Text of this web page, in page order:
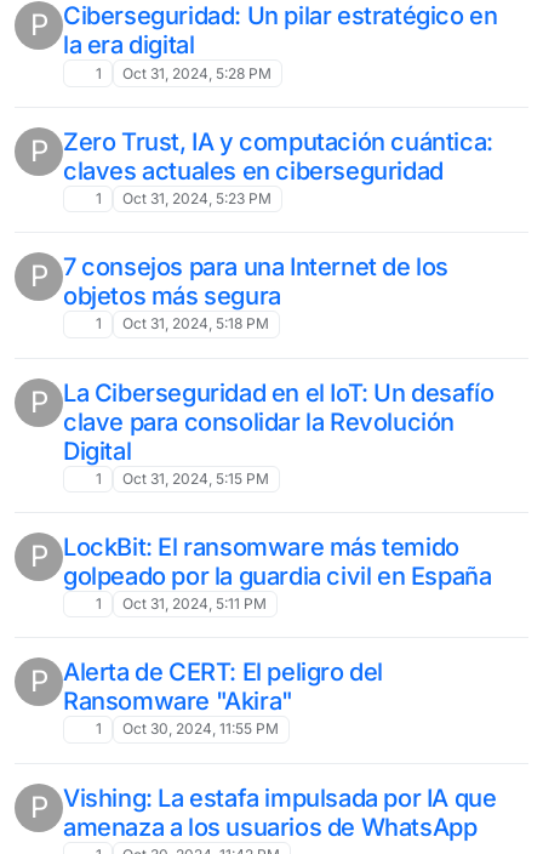
P Ciberseguridad: Un pilar estratégico en
la era digital
1 Oct 31, 2024, 5:28 PM
P Zero Trust, IA y computación cuántica:
claves actuales en ciberseguridad
1 Oct 31, 2024, 5:23 PM
P 7 consejos para una Internet de los
objetos más segura
1 Oct 31, 2024, 5:18 PM
P La Ciberseguridad en el IoT: Un desafío
clave para consolidar la Revolución
Digital
1 Oct 31, 2024, 5:15 PM
P LockBit: El ransomware más temido
golpeado por la guardia civil en España
1 Oct 31, 2024, 5:11 PM
P Alerta de CERT: El peligro del
Ransomware "Akira"
1 Oct 30, 2024, 11:55 PM
P Vishing: La estafa impulsada por IA que
amenaza a los usuarios de WhatsApp